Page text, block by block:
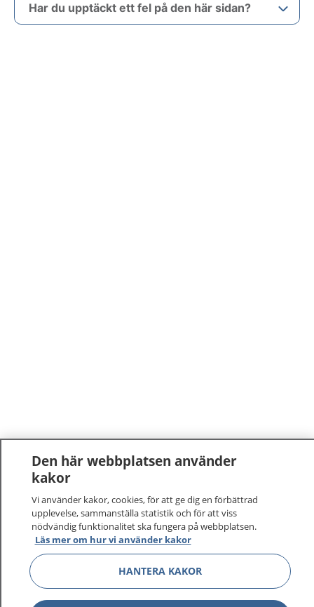
Har du upptäckt ett fel på den här sidan?
Den här webbplatsen använder
kakor
Vi använder kakor, cookies, för att ge dig en förbättrad
upplevelse, sammanställa statistik och för att viss
nödvändig funktionalitet ska fungera på webbplatsen.
Läs mer om hur vi använder kakor
HANTERA KAKOR